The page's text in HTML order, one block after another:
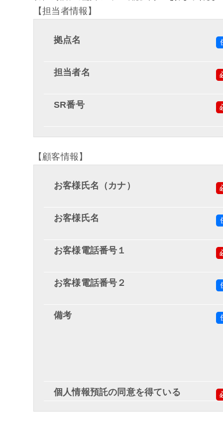
【担当者情報】
拠点名
担当者名
SR番号
【顧客情報】
お客様氏名（カナ）
お客様氏名
お客様電話番号１
お客様電話番号２
備考
個人情報預託の同意を得ている